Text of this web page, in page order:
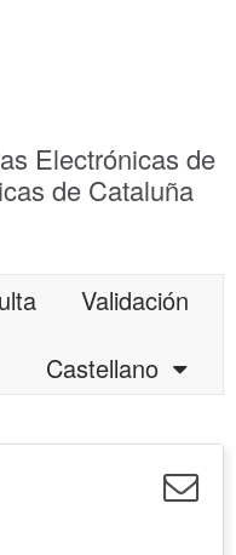
Electrónicas de
de Cataluña
Validación
Castellano